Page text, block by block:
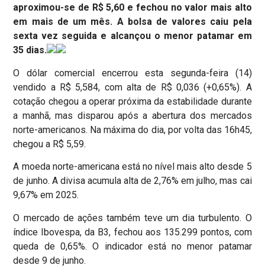
aproximou-se de R$ 5,60 e fechou no valor mais alto
em mais de um mês. A bolsa de valores caiu pela
sexta vez seguida e alcançou o menor patamar em
35 dias.
O dólar comercial encerrou esta segunda-feira (14)
vendido a R$ 5,584, com alta de R$ 0,036 (+0,65%). A
cotação chegou a operar próxima da estabilidade durante
a manhã, mas disparou após a abertura dos mercados
norte-americanos. Na máxima do dia, por volta das 16h45,
chegou a R$ 5,59.
A moeda norte-americana está no nível mais alto desde 5
de junho. A divisa acumula alta de 2,76% em julho, mas cai
9,67% em 2025.
O mercado de ações também teve um dia turbulento. O
índice Ibovespa, da B3, fechou aos 135.299 pontos, com
queda de 0,65%. O indicador está no menor patamar
desde 9 de junho.